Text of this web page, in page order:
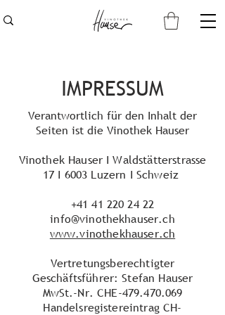
IMPRESSUM
Verantwortlich für den Inhalt der
Seiten ist die Vinothek Hauser
Vinothek Hauser I Waldstätterstrasse
17 I 6003 Luzern I Schweiz
+41 41 220 24 22
info@vinothekhauser.ch
www.vinothekhauser.ch
Vertretungsberechtigter
Geschäftsführer: Stefan Hauser
MwSt.-Nr. CHE-479.470.069
Handelsregistereintrag CH-